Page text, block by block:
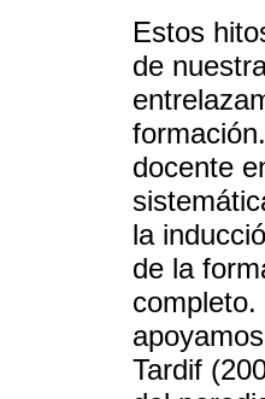
Estos
de
docente
la
de la
Tardif